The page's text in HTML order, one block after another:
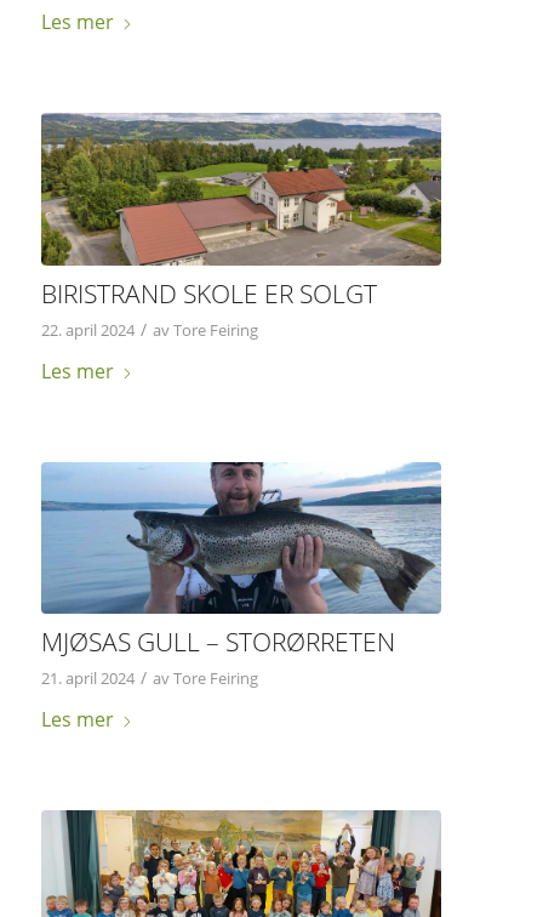
Les mer
BIRISTRAND SKOLE ER SOLGT
22. april 2024 / avTore Feiring
Les mer
MJØSAS GULL – STORØRRETEN
21. april 2024 / avTore Feiring
Les mer